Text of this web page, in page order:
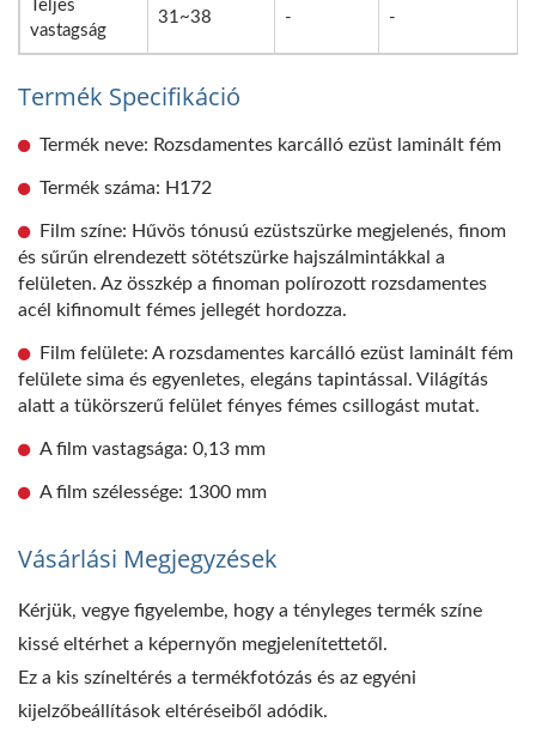
Teljes
vastagság
31~38 - -
Termék Specifikáció
Termék neve: Rozsdamentes karcálló ezüst laminált fém
Termék száma: H172
Film színe: Hűvös tónusú ezüstszürke megjelenés, finom
és sűrűn elrendezett sötétszürke hajszálmintákkal a
felületen. Az összkép a finoman polírozott rozsdamentes
acél kifinomult fémes jellegét hordozza.
Film felülete: A rozsdamentes karcálló ezüst laminált fém
felülete sima és egyenletes, elegáns tapintással. Világítás
alatt a tükörszerű felület fényes fémes csillogást mutat.
A film vastagsága: 0,13 mm
A film szélessége: 1300 mm
Vásárlási Megjegyzések
Kérjük, vegye figyelembe, hogy a tényleges termék színe
kissé eltérhet a képernyőn megjelenítettetől.
Ez a kis színeltérés a termékfotózás és az egyéni
kijelzőbeállítások eltéréseiből adódik.